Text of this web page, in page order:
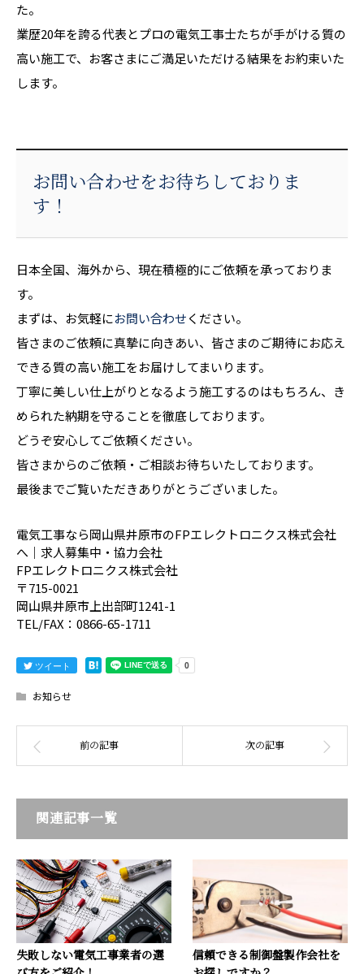
た。
業歴20年を誇る代表とプロの電気工事士たちが手がける質の
高い施工で、お客さまにご満足いただける結果をお約束いた
します。
お問い合わせをお待ちしておりま
す！
日本全国、海外から、現在積極的にご依頼を承っておりま
す。
まずは、お気軽にお問い合わせください。
皆さまのご依頼に真摯に向きあい、皆さまのご期待にお応え
できる質の高い施工をお届けしてまいります。
丁寧に美しい仕上がりとなるよう施工するのはもちろん、き
められた納期を守ることを徹底しております。
どうぞ安心してご依頼ください。
皆さまからのご依頼・ご相談お待ちいたしております。
最後までご覧いただきありがとうございました。
電気工事なら岡山県井原市のFPエレクトロニクス株式会社
へ｜求人募集中・協力会社
FPエレクトロニクス株式会社
〒715-0021
岡山県井原市上出部町1241-1
TEL/FAX：0866-65-1711
ツイート
お知らせ
関連記事一覧
失敗しない電気工事業者の選
信頼できる制御盤製作会社を